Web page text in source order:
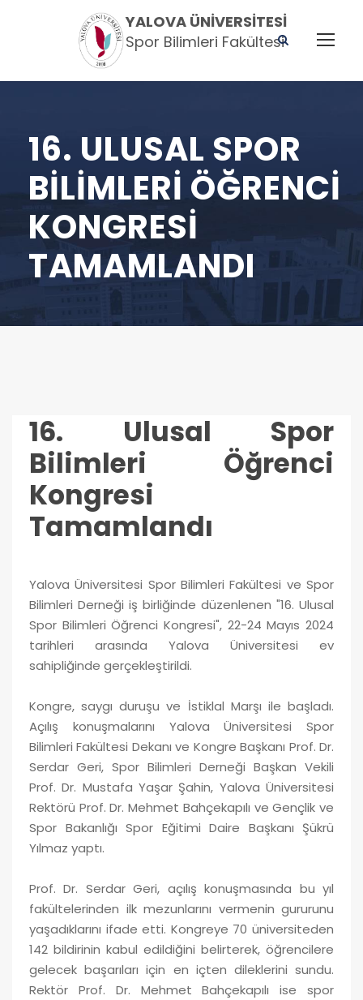
YALOVA ÜNIVERSITESI
Spor Bilimleri Fakültesi
16. ULUSAL SPOR
BILIMLERI ÖĞRENCI
KONGRESI
TAMAMLANDI
16. Ulusal Spor
Bilimleri Öğrenci
Kongresi
Tamamlandı
Yalova Üniversitesi Spor Bilimleri Fakültesi ve Spor
Bilimleri Derneği iş birliğinde düzenlenen "16. Ulusal
Spor Bilimleri Öğrenci Kongresi", 22-24 Mayıs 2024
tarihleri arasında Yalova Üniversitesi ev
sahipliğinde gerçekleştirildi.
Kongre, saygı duruşu ve İstiklal Marşı ile başladı.
Açılış konuşmalarını Yalova Üniversitesi Spor
Bilimleri Fakültesi Dekanı ve Kongre Başkanı Prof. Dr.
Serdar Geri, Spor Bilimleri Derneği Başkan Vekili
Prof. Dr. Mustafa Yaşar Şahin, Yalova Üniversitesi
Rektörü Prof. Dr. Mehmet Bahçekapılı ve Gençlik ve
Spor Bakanlığı Spor Eğitimi Daire Başkanı Şükrü
Yılmaz yaptı.
Prof. Dr. Serdar Geri, açılış konuşmasında bu yıl
fakültelerinden ilk mezunlarını vermenin gururunu
yaşadıklarını ifade etti. Kongreye 70 üniversiteden
142 bildirinin kabul edildiğini belirterek, öğrencilere
gelecek başarıları için en içten dileklerini sundu.
Rektör Prof. Dr. Mehmet Bahçekapılı ise spor